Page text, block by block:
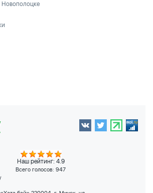
Новополоцке
Наш рейтинг: 4.9
Всего голосов: 947